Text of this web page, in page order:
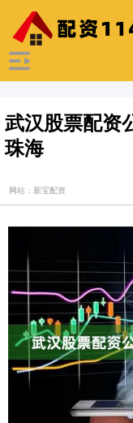
武汉股票配资
珠海
网站：新宝配资